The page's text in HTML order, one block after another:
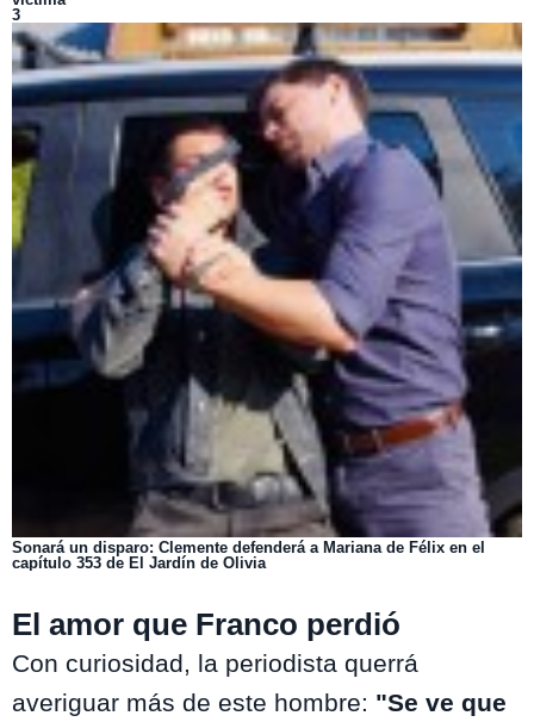
3
Sonará un disparo: Clemente defenderá a Mariana de Félix en el
capítulo 353 de El Jardín de Olivia
El amor que Franco perdió
Con curiosidad, la periodista querrá
averiguar más de este hombre: "Se ve que